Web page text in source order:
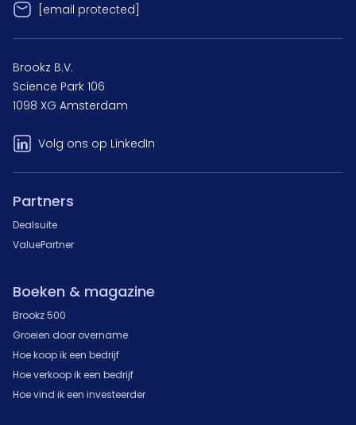
[email protected]
Brookz B.V.
Science Park 106
1098 XG Amsterdam
Volg ons op LinkedIn
Partners
Dealsuite
ValuePartner
Boeken & magazine
Brookz 500
Groeien door overname
Hoe koop ik een bedrijf
Hoe verkoop ik een bedrijf
Hoe vind ik een investeerder